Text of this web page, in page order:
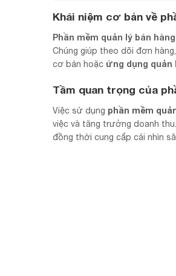
Khái niệm cơ bản về
Phần mềm quản lý bán hàng
Chúng giúp theo dõi đơn
cơ bản hoặc ứng dụng quản
Tầm quan trọng của
Việc sử dụng phần mềm
việc và tăng trưởng doanh
đồng thời cung cấp cái nhìn